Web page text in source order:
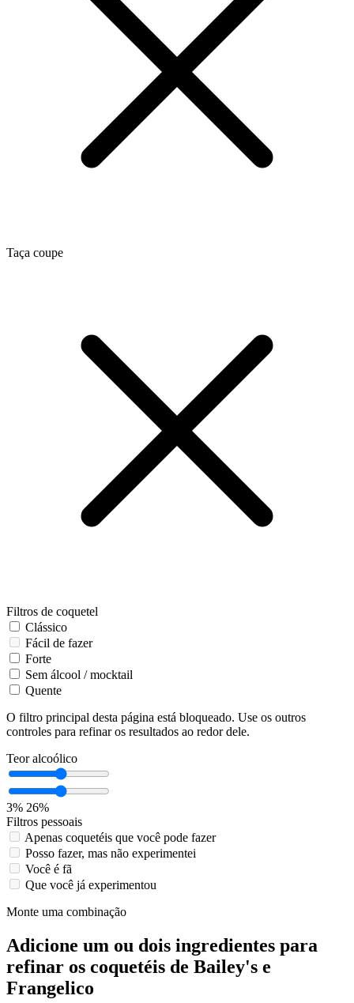
Taça coupe
Filtros de coquetel
Clássico
Fácil de fazer
Forte
Sem álcool / mocktail
Quente
O filtro principal desta página está bloqueado. Use os outros
controles para refinar os resultados ao redor dele.
Teor alcoólico
3% 26%
Filtros pessoais
Apenas coquetéis que você pode fazer
Posso fazer, mas não experimentei
Você é fã
Que você já experimentou
Monte uma combinação
Adicione um ou dois ingredientes para
refinar os coquetéis de Bailey's e
Frangelico